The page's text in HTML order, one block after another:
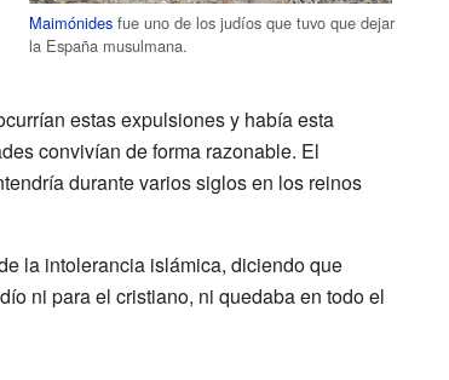
Maimónides fue uno de los judíos que tuvo que dejar
la España musulmana.
estas expulsiones y había esta
convivían de forma razonable. El
durante varios siglos en los reinos
la intolerancia islámica, diciendo que
ni para el cristiano, ni quedaba en todo el